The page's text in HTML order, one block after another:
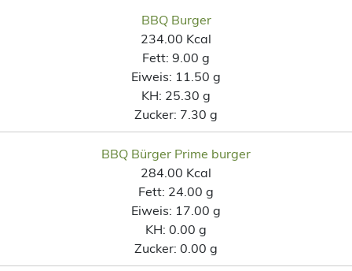
BBQ Burger
234.00 Kcal
Fett: 9.00 g
Eiweis: 11.50 g
KH: 25.30 g
Zucker: 7.30 g
BBQ Bürger Prime burger
284.00 Kcal
Fett: 24.00 g
Eiweis: 17.00 g
KH: 0.00 g
Zucker: 0.00 g